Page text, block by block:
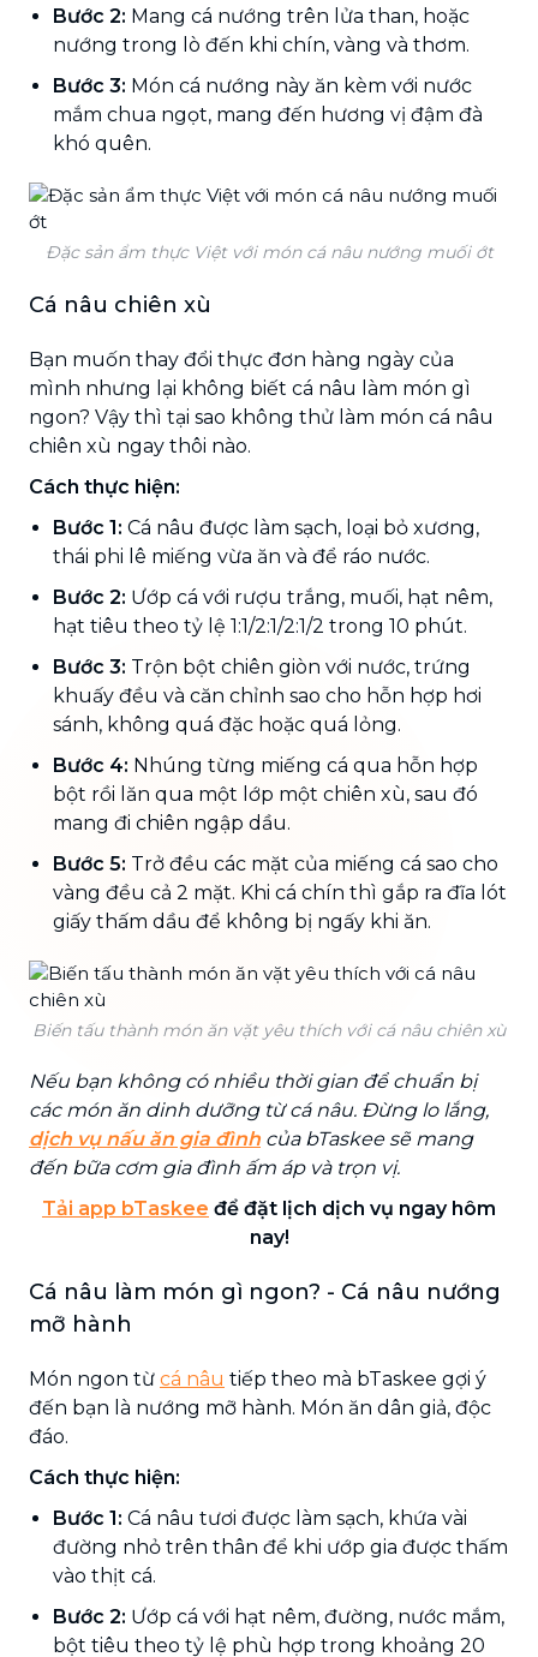
Bước 2: Mang cá nướng trên lửa than, hoặc
nướng trong lò đến khi chín, vàng và thơm.
Bước 3: Món cá nướng này ăn kèm với nước
mắm chua ngọt, mang đến hương vị đậm đà
khó quên.
Đặc sản ẩm thực Việt với món cá nâu nướng muối ớt
Cá nâu chiên xù
Bạn muốn thay đổi thực đơn hàng ngày của
mình nhưng lại không biết cá nâu làm món gì
ngon? Vậy thì tại sao không thử làm món cá nâu
chiên xù ngay thôi nào.
Cách thực hiện:
Bước 1: Cá nâu được làm sạch, loại bỏ xương,
thái phi lê miếng vừa ăn và để ráo nước.
Bước 2: Ướp cá với rượu trắng, muối, hạt nêm,
hạt tiêu theo tỷ lệ 1:1/2:1/2:1/2 trong 10 phút.
Bước 3: Trộn bột chiên giòn với nước, trứng
khuấy đều và căn chỉnh sao cho hỗn hợp hơi
sánh, không quá đặc hoặc quá lỏng.
Bước 4: Nhúng từng miếng cá qua hỗn hợp
bột rồi lăn qua một lớp một chiên xù, sau đó
mang đi chiên ngập dầu.
Bước 5: Trở đều các mặt của miếng cá sao cho
vàng đều cả 2 mặt. Khi cá chín thì gắp ra đĩa lót
giấy thấm dầu để không bị ngấy khi ăn.
Biến tấu thành món ăn vặt yêu thích với cá nâu chiên xù
Nếu bạn không có nhiều thời gian để chuẩn bị
các món ăn dinh dưỡng từ cá nâu. Đừng lo lắng,
dịch vụ nấu ăn gia đình của bTaskee sẽ mang
đến bữa cơm gia đình ấm áp và trọn vị.
Tải app bTaskee để đặt lịch dịch vụ ngay hôm
nay!
Cá nâu làm món gì ngon? - Cá nâu nướng
mỡ hành
Món ngon từ cá nâu tiếp theo mà bTaskee gợi ý
đến bạn là nướng mỡ hành. Món ăn dân giả, độc
đáo.
Cách thực hiện:
Bước 1: Cá nâu tươi được làm sạch, khứa vài
đường nhỏ trên thân để khi ướp gia được thấm
vào thịt cá.
Bước 2: Ướp cá với hạt nêm, đường, nước mắm,
bột tiêu theo tỷ lệ phù hợp trong khoảng 20